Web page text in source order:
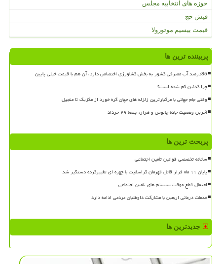
حوزه های انتخابیه مجلس
فیش حج
قیمت بیسیم موتورولا
پربیننده ترین ها
85درصد آب مصرفی کشور به بخش کشاورزی اختصاص دارد، آن هم با قیمت خیلی پایین
چرا کدئین کم شده است؟
وقتی جام جهانی با مرگبارترین زلزله های جهان گره خورد از مکزیک تا منجیل
آخرین وضعیت جاده چالوس و هراز، جمعه ۲۹ خرداد
پربحث ترین ها
سامانه تخصصی قوانین تأمین اجتماعی
پایان ۱۱ ماه فرار قاتل قهرمان کراسفیت با چهره ای تغییرکرده دستگیر شد
احتمال قطع موقت سیستم های تامین اجتماعی
خدمات درمانی اربعین با مشارکت داوطلبان مردمی ادامه دارد
جدیدترین ها